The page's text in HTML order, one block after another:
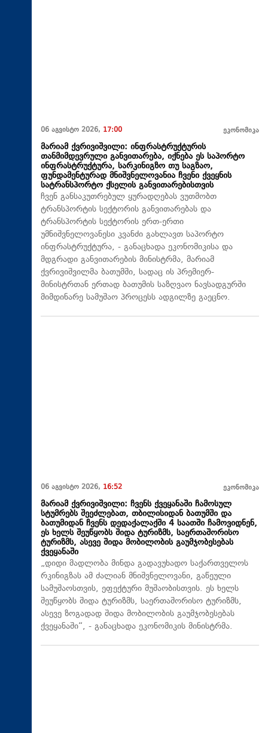
06 აგვისტო 2026, 17:00 ეკონომიკა
მარიამ ქვრივიშვილი: ინფრასტრუქტურის
თანმიმდევრული განვითარება, იქნება ეს საპორტო
ინფრასტრუქტურა, სარკინიგზო თუ საგზაო,
ფუნდამენტურად მნიშვნელოვანია ჩვენი ქვეყნის
სატრანსპორტო ქსელის განვითარებისთვის
ჩვენ განსაკუთრებულ ყურადღებას ვუთმობთ
ტრანსპორტის სექტორის განვითარებას და
ტრანსპორტის სექტორის ერთ-ერთი
უმნიშვნელოვანესი კვანძი გახლავთ საპორტო
ინფრასტრუქტურა, - განაცხადა ეკონომიკისა და
მდგრადი განვითარების მინისტრმა, მარიამ
ქვრივიშვილმა ბათუმში, სადაც ის პრემიერ-
მინისტრთან ერთად ბათუმის საზღვაო ნავსადგურში
მიმდინარე სამუშაო პროცესს ადგილზე გაეცნო.
06 აგვისტო 2026, 16:52 ეკონომიკა
მარიამ ქვრივიშვილი: ჩვენს ქვეყანაში ჩამოსულ
სტუმრებს შეეძლებათ, თბილისიდან ბათუმში და
ბათუმიდან ჩვენს დედაქალაქში 4 საათში ჩამოვიდნენ,
ეს ხელს შეუწყობს შიდა ტურიზმს, საერთაშორისო
ტურიზმს, ასევე შიდა მობილობის გაუმჯობესებას
ქვეყანაში
„დიდი მადლობა მინდა გადავუხადო საქართველოს
რკინიგზას ამ ძალიან მნიშვნელოვანი, გაწეული
სამუშაოსთვის, ეფექტური მუშაობისთვის. ეს ხელს
შეუწყობს შიდა ტურიზმს, საერთაშორისო ტურიზმს,
ასევე ზოგადად შიდა მობილობის გაუმჯობესებას
ქვეყანაში“, - განაცხადა ეკონომიკის მინისტრმა.